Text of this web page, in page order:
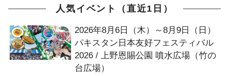
人気イベント（直近1日）
2026年8月6日（木）～8月9日（日）
パキスタン日本友好フェスティバル
2026 / 上野恩賜公園 噴水広場（竹の
台広場）